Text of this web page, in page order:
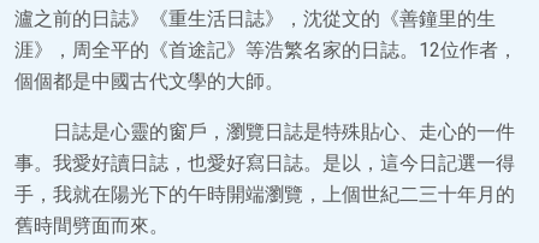
瀘之前的日誌》《重生活日誌》，沈從文的《善鐘里的生
涯》，周全平的《首途記》等浩繁名家的日誌。12位作者，
個個都是中國古代文學的大師。
日誌是心靈的窗戶，瀏覽日誌是特殊貼心、走心的一件
事。我愛好讀日誌，也愛好寫日誌。是以，這今日記選一得
手，我就在陽光下的午時開端瀏覽，上個世紀二三十年月的
舊時間劈面而來。